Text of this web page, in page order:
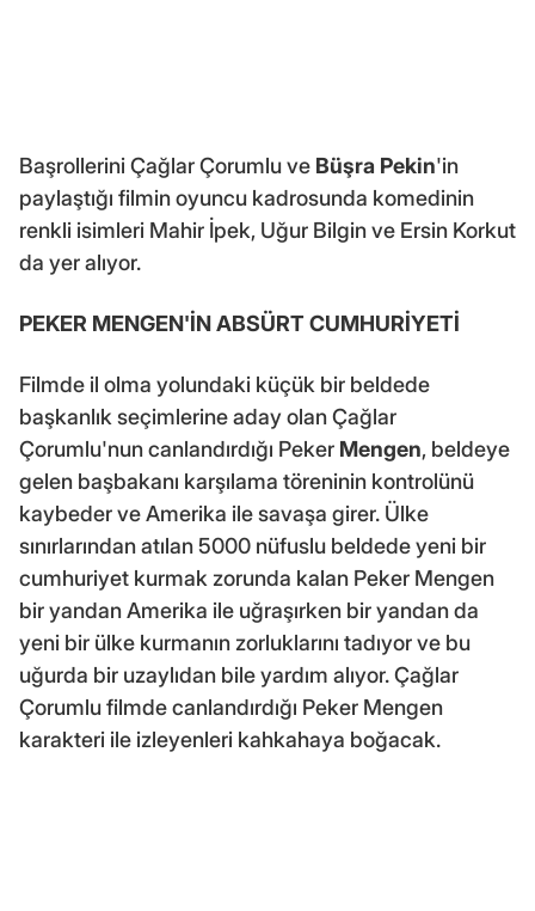
Başrollerini Çağlar Çorumlu ve Büşra Pekin'in
paylaştığı filmin oyuncu kadrosunda komedinin
renkli isimleri Mahir İpek, Uğur Bilgin ve Ersin Korkut
da yer alıyor.
PEKER MENGEN'İN ABSÜRT CUMHURİYETİ
Filmde il olma yolundaki küçük bir beldede
başkanlık seçimlerine aday olan Çağlar
Çorumlu'nun canlandırdığı Peker Mengen, beldeye
gelen başbakanı karşılama töreninin kontrolünü
kaybeder ve Amerika ile savaşa girer. Ülke
sınırlarından atılan 5000 nüfuslu beldede yeni bir
cumhuriyet kurmak zorunda kalan Peker Mengen
bir yandan Amerika ile uğraşırken bir yandan da
yeni bir ülke kurmanın zorluklarını tadıyor ve bu
uğurda bir uzaylıdan bile yardım alıyor. Çağlar
Çorumlu filmde canlandırdığı Peker Mengen
karakteri ile izleyenleri kahkahaya boğacak.